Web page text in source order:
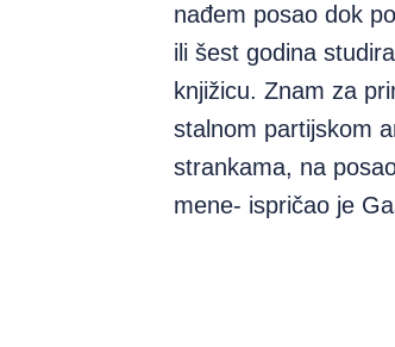
nađem posao dok
ili šest godina
knjižicu. Znam za
stalnom partijskom
strankama, na
mene- ispričao je